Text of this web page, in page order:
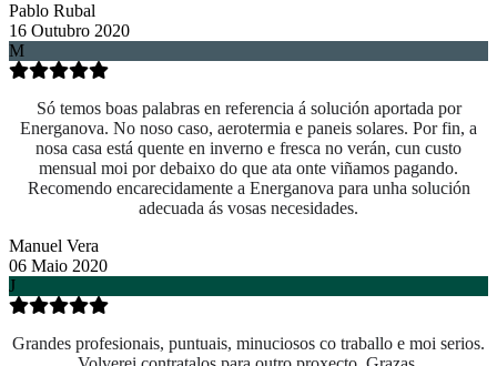
Pablo Rubal
16 Outubro 2020
M
Só temos boas palabras en referencia á solución aportada por
Energanova. No noso caso, aerotermia e paneis solares. Por fin, a
nosa casa está quente en inverno e fresca no verán, cun custo
mensual moi por debaixo do que ata onte viñamos pagando.
Recomendo encarecidamente a Energanova para unha solución
adecuada ás vosas necesidades.
Manuel Vera
06 Maio 2020
J
Grandes profesionais, puntuais, minuciosos co traballo e moi serios.